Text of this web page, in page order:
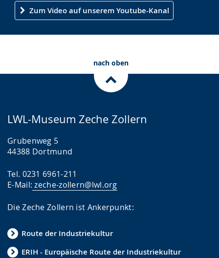
angezeigt.
Zum Video auf unserem Youtube-Kanal
nach oben
LWL-Museum Zeche Zollern
Grubenweg 5
44388 Dortmund
Tel. 0231 6961-211
E-Mail: zeche-zollern@lwl.org
Die Zeche Zollern ist Ankerpunkt:
Route der Industriekultur
ERIH - Europäische Route der Industriekultur